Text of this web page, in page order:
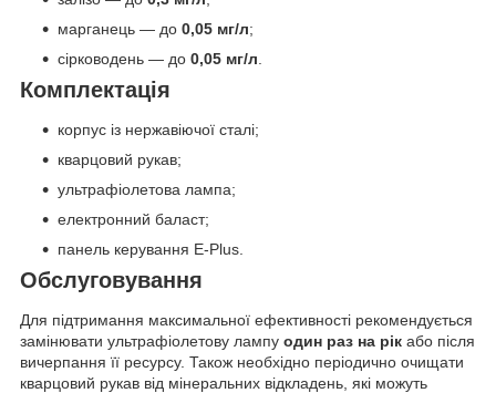
марганець — до 0,05 мг/л;
сірководень — до 0,05 мг/л.
Комплектація
корпус із нержавіючої сталі;
кварцовий рукав;
ультрафіолетова лампа;
електронний баласт;
панель керування E-Plus.
Обслуговування
Для підтримання максимальної ефективності рекомендується
замінювати ультрафіолетову лампу один раз на рік або після
вичерпання її ресурсу. Також необхідно періодично очищати
кварцовий рукав від мінеральних відкладень, які можуть